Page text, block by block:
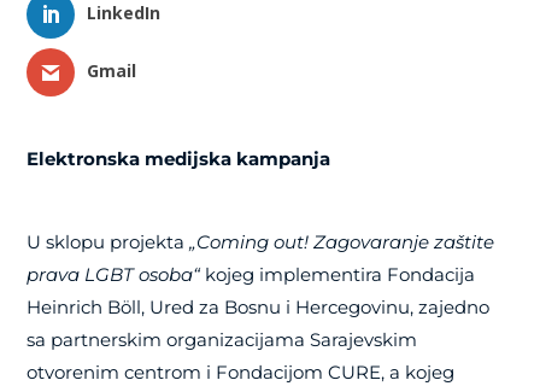
LinkedIn
Gmail
Elektronska medijska kampanja
U sklopu projekta„Coming out! Zagovaranje zaštite
prava LGBT osoba“ kojeg implementira Fondacija
Heinrich Böll, Ured za Bosnu i Hercegovinu, zajedno
sa partnerskim organizacijama Sarajevskim
otvorenim centrom i Fondacijom CURE, a kojeg